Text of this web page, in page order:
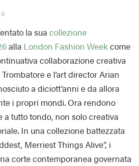
0
la sua collezione
alla London Fashion Weekcome
collaborazione creativa
e l’art director Arian
a diciott’anni e da allora
i propri mondi. Ora rendono
a tutto tondo, non solo creativa
In una collezione battezzata
Merriest Things Alive”, i
corte contemporanea governata